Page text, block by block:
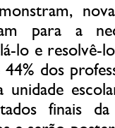
para a
lo e resolvê-
dos
finais